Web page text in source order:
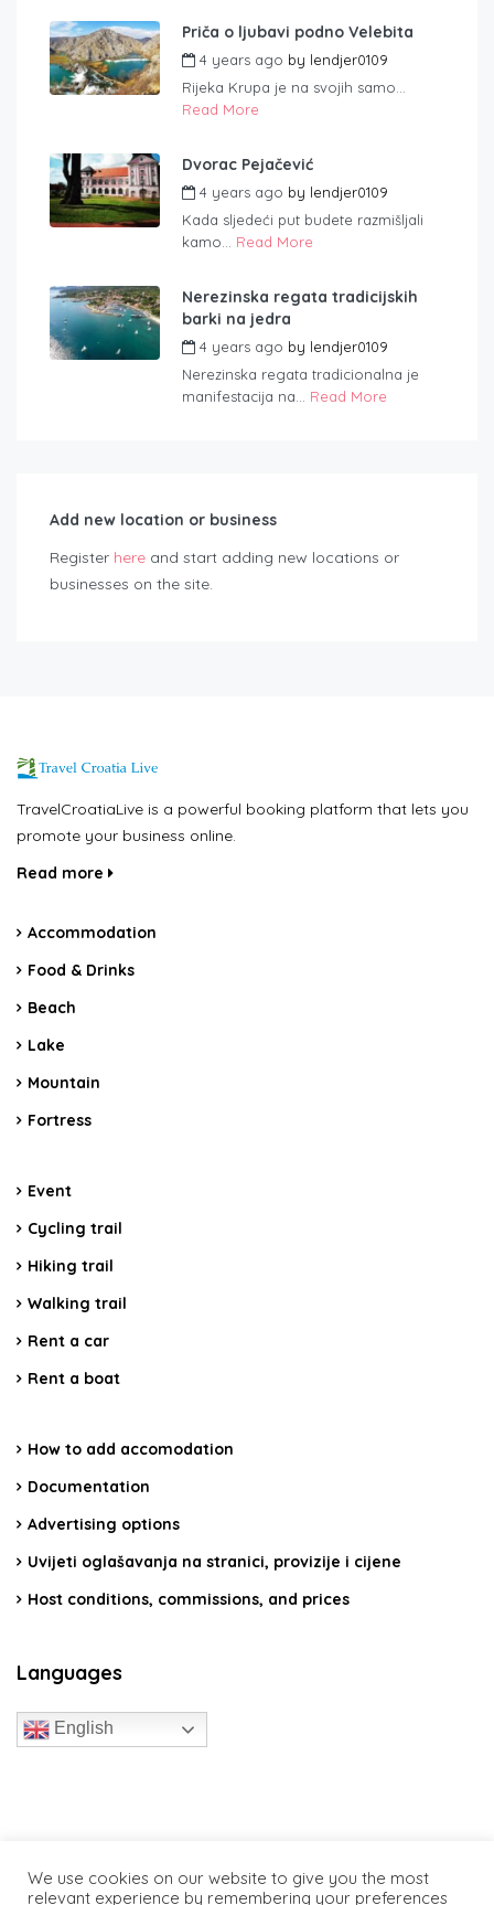
Priča o ljubavi podno Velebita
4 years ago by lendjer0109
Rijeka Krupa je na svojih samo...
Read More
Dvorac Pejačević
4 years ago by lendjer0109
Kada sljedeći put budete razmišljali
kamo... Read More
Nerezinska regata tradicijskih
barki na jedra
4 years ago by lendjer0109
Nerezinska regata tradicionalna je
manifestacija na... Read More
Add new location or business
Register here and start adding new locations or
businesses on the site.
TravelCroatiaLive is a powerful booking platform that lets you
promote your business online.
Read more
Accommodation
Food & Drinks
Beach
Lake
Mountain
Fortress
Event
Cycling trail
Hiking trail
Walking trail
Rent a car
Rent a boat
How to add accomodation
Documentation
Advertising options
Uvijeti oglašavanja na stranici, provizije i cijene
Host conditions, commissions, and prices
Languages
English
We use cookies on our website to give you the most
relevant experience by remembering your preferences